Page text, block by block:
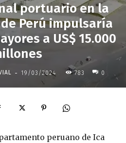
portuario en la
Perú impulsaría
a US$ 15.000
- 19/03/2024 783 0
peruano de Ica